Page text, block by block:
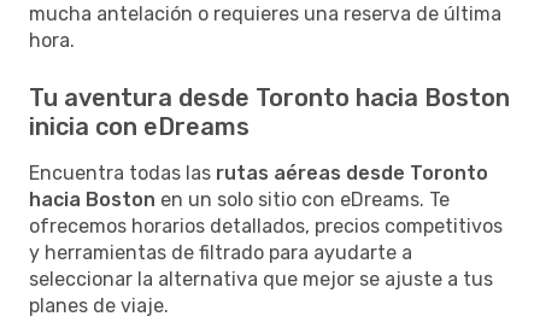
mucha antelación o requieres una reserva de última
hora.
Tu aventura desde Toronto hacia Boston
inicia con eDreams
Encuentra todas las rutas aéreas desde Toronto
hacia Boston en un solo sitio con eDreams. Te
ofrecemos horarios detallados, precios competitivos
y herramientas de filtrado para ayudarte a
seleccionar la alternativa que mejor se ajuste a tus
planes de viaje.